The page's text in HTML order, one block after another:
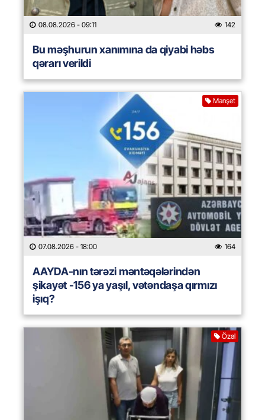
08.08.2026 - 09:11 142
Bu məşhurun xanımına da qiyabi həbs
qərarı verildi
Manşet
07.08.2026 - 18:00 164
AAYDA-nın tərəzi məntəqələrindən
şikayət -156 ya yaşıl, vətəndaşa qırmızı
işıq?
Özəl